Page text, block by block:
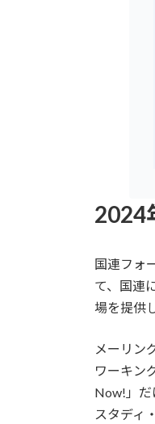
2024
国連フォ
て、国連
場を提供
メーリン
ワーキン
Now!」だ
スタディ